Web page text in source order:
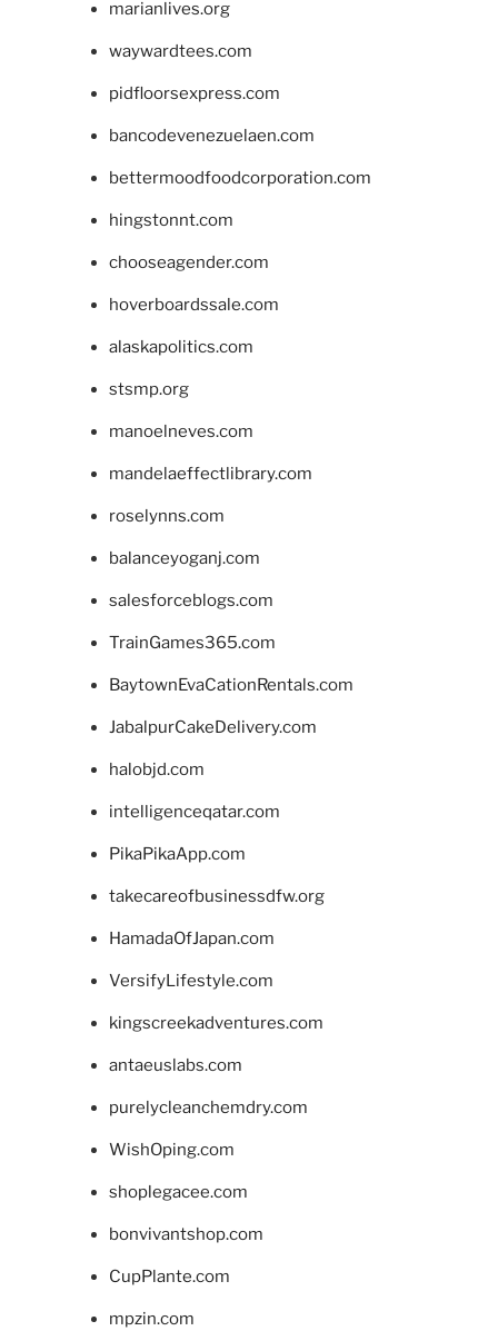
marianlives.org
waywardtees.com
pidfloorsexpress.com
bancodevenezuelaen.com
bettermoodfoodcorporation.com
hingstonnt.com
chooseagender.com
hoverboardssale.com
alaskapolitics.com
stsmp.org
manoelneves.com
mandelaeffectlibrary.com
roselynns.com
balanceyoganj.com
salesforceblogs.com
TrainGames365.com
BaytownEvaCationRentals.com
JabalpurCakeDelivery.com
halobjd.com
intelligenceqatar.com
PikaPikaApp.com
takecareofbusinessdfw.org
HamadaOfJapan.com
VersifyLifestyle.com
kingscreekadventures.com
antaeuslabs.com
purelycleanchemdry.com
WishOping.com
shoplegacee.com
bonvivantshop.com
CupPlante.com
mpzin.com